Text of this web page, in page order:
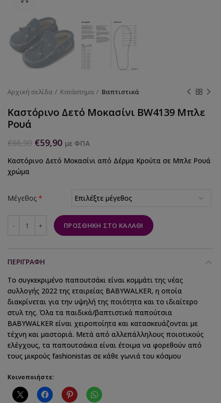
Αρχική σελίδα Κατάστημα Βαπτιστικά
Καστόρινο Δετό Μοκασίνι BW4139 Μπλε
Ρουά
€66,90 €59,90 με ΦΠΑ
Καστόρινο Δετό Μοκασίνι από Δέρμα Κρούτα σε Μπλε Ρουά
χρώμα
Μέγεθος *
ΠΡΟΣΘΉΚΗ ΣΤΟ ΚΑΛΆΘΙ
ΠΕΡΙΓΡΑΦΉ
Το συγκεκριμένο παπουτσάκι είναι κομμάτι της νέας
συλλογής 2022 της εταιρείας BABYWALKER, η οποία
διακρίνεται για την υψηλή της ποιότητα και το ιδιαίτερο
στυλ της. Όλα τα παιδικά/βαπτιστικά παπούτσια
BABYWALKER είναι χειροποίητα και κατασκευάζονται με
τέχνη και μαστοριά. Μετά από αλλεπάλληλους ποιοτικούς
ελέγχους, τα παπουτσάκια είναι έτοιμα να φορεθούν από
τους μικρούς fashionistas σε κάθε γωνιά του κόσμου
Κοινοποιήστε: